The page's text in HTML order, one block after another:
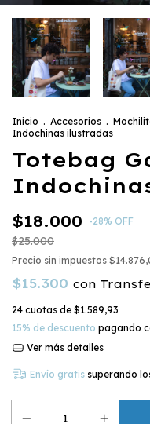
Inicio . Accesorios .
Indochinas ilustradas
Totebag
$18.000 -28% OFF
$25.000
Precio sin impuestos
$15.300 con
24 cuotas de $1.589,93
15% de descuento pagando
Ver más detalles
Envío gratis superando